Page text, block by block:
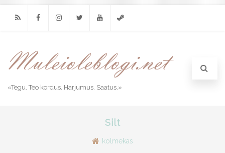
«Tegu. Teo kordus. Harjumus. Saatus.»
Silt
kolmekas